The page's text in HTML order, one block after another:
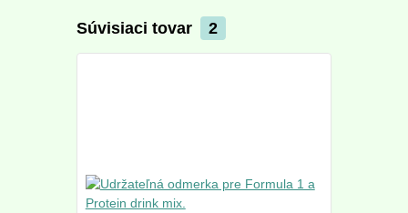
Súvisiaci tovar 2